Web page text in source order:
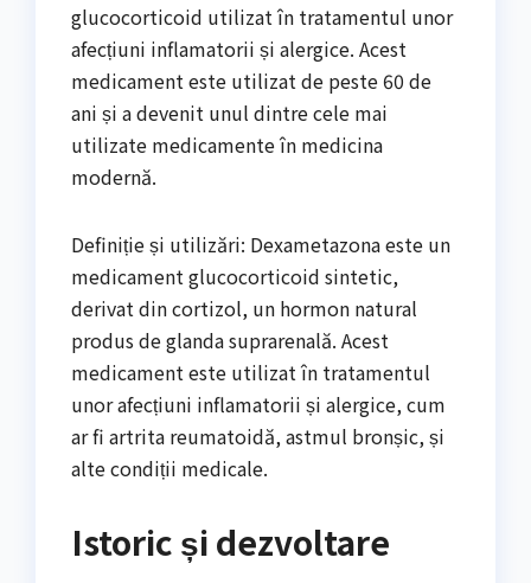
glucocorticoid utilizat în tratamentul unor
afecțiuni inflamatorii și alergice. Acest
medicament este utilizat de peste 60 de
ani și a devenit unul dintre cele mai
utilizate medicamente în medicina
modernă.
Definiție și utilizări: Dexametazona este un
medicament glucocorticoid sintetic,
derivat din cortizol, un hormon natural
produs de glanda suprarenală. Acest
medicament este utilizat în tratamentul
unor afecțiuni inflamatorii și alergice, cum
ar fi artrita reumatoidă, astmul bronșic, și
alte condiții medicale.
Istoric și dezvoltare